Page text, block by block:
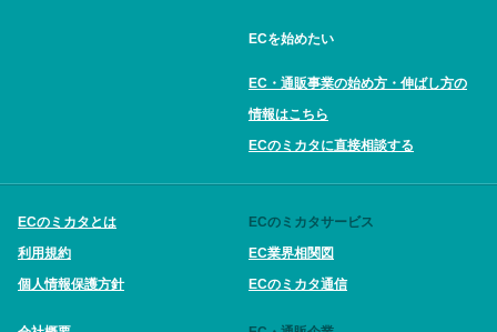
ECを始めたい
EC・通販事業の始め方・伸ばし方の
情報はこちら
ECのミカタに直接相談する
ECのミカタとは
利用規約
個人情報保護方針
ECのミカタサービス
EC業界相関図
ECのミカタ通信